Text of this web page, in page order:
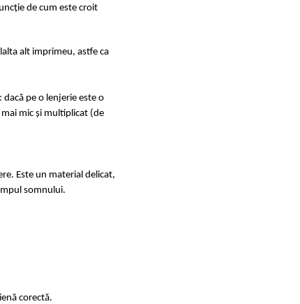
de cum este croit
alt imprimeu, astfe ca
pe o lenjerie este o
mic și multiplicat (de
Este un material delicat,
somnului.
corectă.